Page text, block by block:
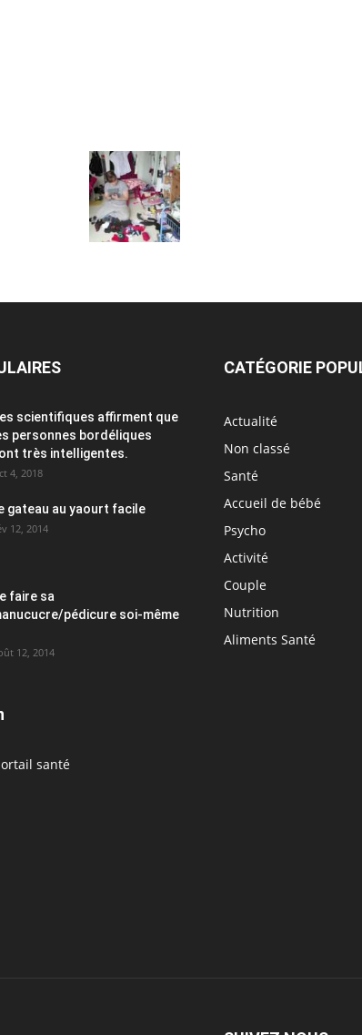
scientifiques affirment que
personnes bordéliques
très intelligentes.
4, 2018
gateau au yaourt facile
12, 2014
faire sa
pédicure soi-même
12, 2014
santé
CATÉGORIE
Actualité
Non classé
Santé
Accueil de bébé
Psycho
Activité
Couple
Nutrition
Aliments Santé